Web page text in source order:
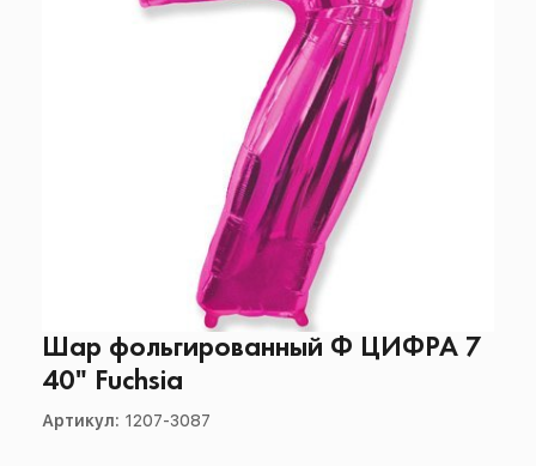
Шар фольгированный Ф ЦИФРА 7
40" Fuchsia
Артикул: 1207-3087